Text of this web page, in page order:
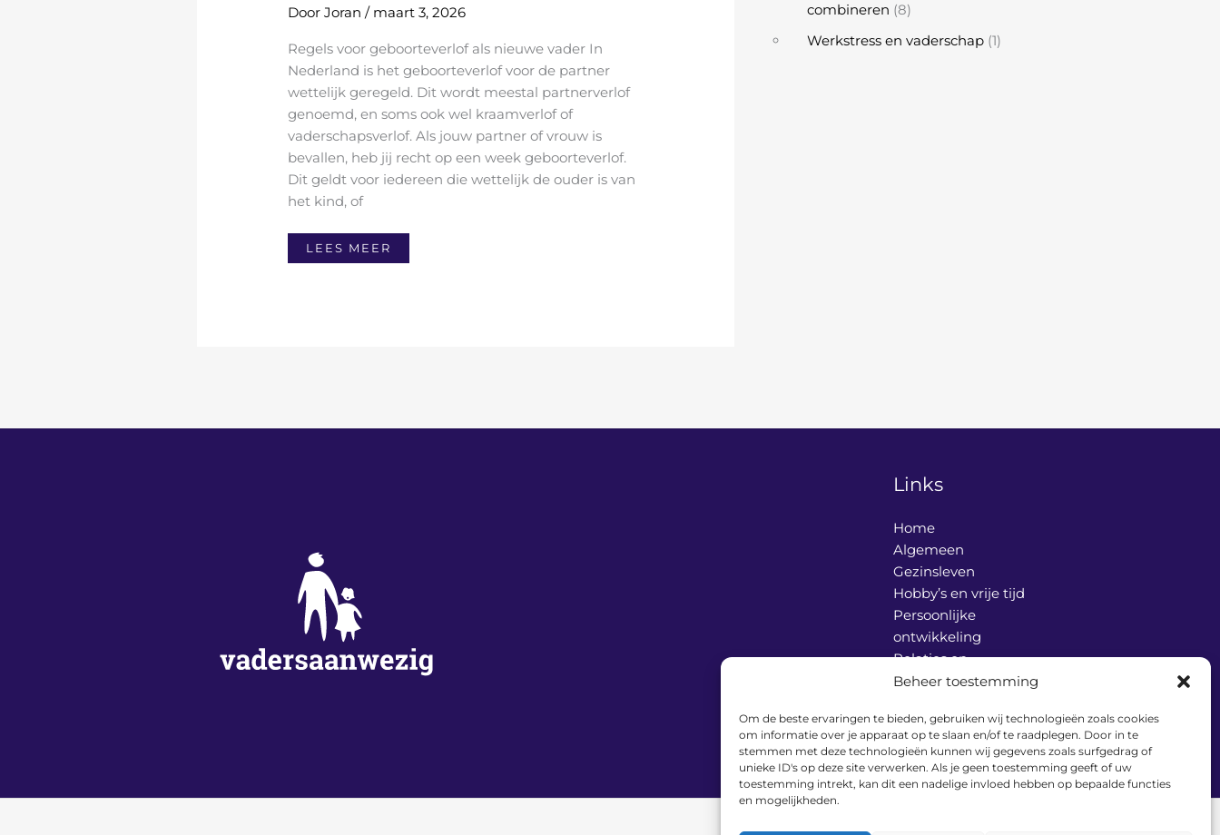
Beheer toestemming
Om de beste ervaringen te bieden, gebruiken wij technologieën zoals cookies
om informatie over je apparaat op te slaan en/of te raadplegen. Door in te
stemmen met deze technologieën kunnen wij gegevens zoals surfgedrag of
unieke ID's op deze site verwerken. Als je geen toestemming geeft of uw
toestemming intrekt, kan dit een nadelige invloed hebben op bepaalde functies
en mogelijkheden.
DoorJoran/ maart 3, 2026
Regels voor geboorteverlof als nieuwe vader In
Nederland is het geboorteverlof voor de partner
wettelijk geregeld. Dit wordt meestal partnerverlof
genoemd, en soms ook wel kraamverlof of
vaderschapsverlof. Als jouw partner of vrouw is
bevallen, heb jij recht op een week geboorteverlof.
Dit geldt voor iedereen die wettelijk de ouder is van
het kind, of
LEES MEER
combineren (8)
Werkstress en vaderschap(1)
Links
Home
Algemeen
Gezinsleven
Hobby’s en vrije tijd
Persoonlijke
ontwikkeling
Relaties en
communicatie
Over ons
Contact